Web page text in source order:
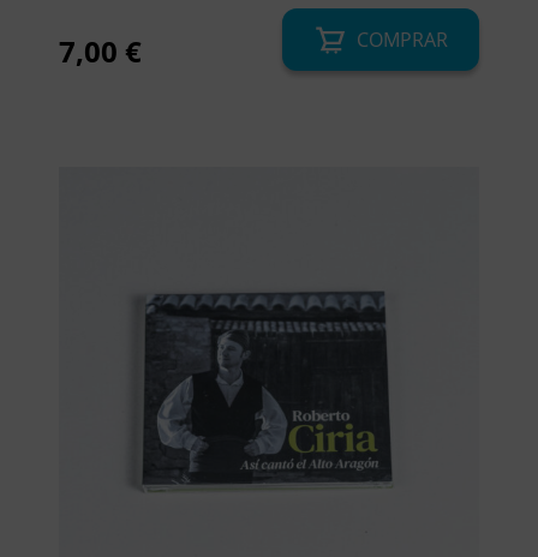
7,00 € COMPRAR